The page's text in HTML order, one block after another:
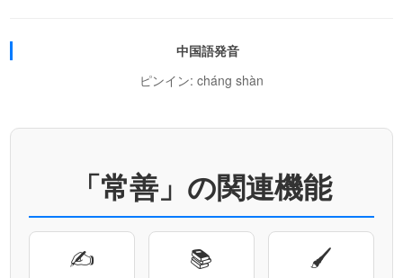
中国語発音
ピンイン: cháng shàn
「常善」の関連機能
✍ 📚 🖌